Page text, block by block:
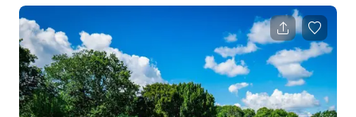
Pareada con vecinos muy tolerantes.